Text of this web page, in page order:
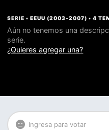
SERIE •EEUU (2003-2007) •4
Aún no tenemos una
serie.
¿Quieres agregar una?
Ingresa para votar